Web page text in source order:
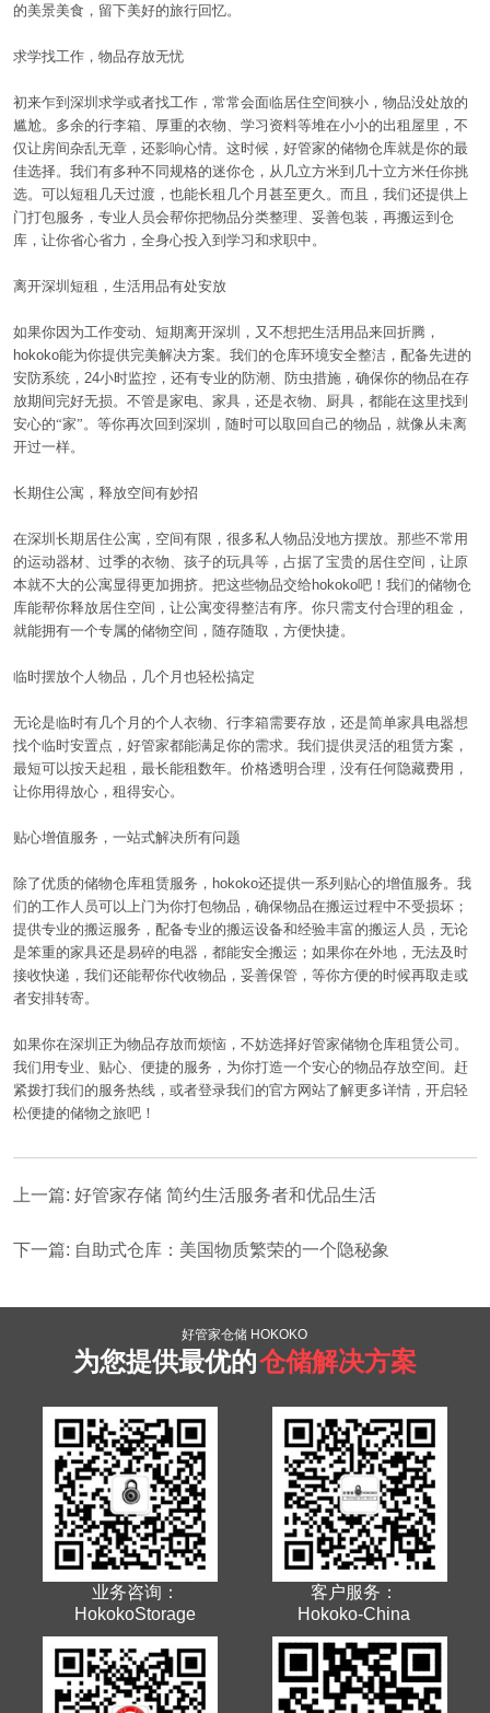
的美景美食，留下美好的旅行回忆。
求学找工作，物品存放无忧
初来乍到深圳求学或者找工作，常常会面临居住空间狭小，物品没处放的
尴尬。多余的行李箱、厚重的衣物、学习资料等堆在小小的出租屋里，不
仅让房间杂乱无章，还影响心情。这时候，好管家的储物仓库就是你的最
佳选择。我们有多种不同规格的迷你仓，从几立方米到几十立方米任你挑
选。可以短租几天过渡，也能长租几个月甚至更久。而且，我们还提供上
门打包服务，专业人员会帮你把物品分类整理、妥善包装，再搬运到仓
库，让你省心省力，全身心投入到学习和求职中。
离开深圳短租，生活用品有处安放
如果你因为工作变动、短期离开深圳，又不想把生活用品来回折腾，
hokoko能为你提供完美解决方案。我们的仓库环境安全整洁，配备先进的
安防系统， 24小时监控，还有专业的防潮、防虫措施，确保你的物品在存
放期间完好无损。不管是家电、家具，还是衣物、厨具，都能在这里找到
安心的“家”。等你再次回到深圳，随时可以取回自己的物品，就像从未离
开过一样。
长期住公寓，释放空间有妙招
在深圳长期居住公寓，空间有限，很多私人物品没地方摆放。那些不常用
的运动器材、过季的衣物、孩子的玩具等，占据了宝贵的居住空间，让原
本就不大的公寓显得更加拥挤。把这些物品交给hokoko吧！我们的储物仓
库能帮你释放居住空间，让公寓变得整洁有序。你只需支付合理的租金，
就能拥有一个专属的储物空间，随存随取，方便快捷。
临时摆放个人物品，几个月也轻松搞定
无论是临时有几个月的个人衣物、行李箱需要存放，还是简单家具电器想
找个临时安置点，好管家都能满足你的需求。我们提供灵活的租赁方案，
最短可以按天起租，最长能租数年。价格透明合理，没有任何隐藏费用，
让你用得放心，租得安心。
贴心增值服务，一站式解决所有问题
除了优质的储物仓库租赁服务， hokoko还提供一系列贴心的增值服务。我
们的工作人员可以上门为你打包物品，确保物品在搬运过程中不受损坏；
提供专业的搬运服务，配备专业的搬运设备和经验丰富的搬运人员，无论
是笨重的家具还是易碎的电器，都能安全搬运；如果你在外地，无法及时
接收快递，我们还能帮你代收物品，妥善保管，等你方便的时候再取走或
者安排转寄。
如果你在深圳正为物品存放而烦恼，不妨选择好管家储物仓库租赁公司。
我们用专业、贴心、便捷的服务，为你打造一个安心的物品存放空间。赶
紧拨打我们的服务热线，或者登录我们的官方网站了解更多详情，开启轻
松便捷的储物之旅吧！
上一篇: 好管家存储 简约生活服务者和优品生活
下一篇: 自助式仓库：美国物质繁荣的一个隐秘象
好管家仓储 HOKOKO
为您提供最优的仓储解决方案
业务咨询：
HokokoStorage
客户服务：
Hokoko-China